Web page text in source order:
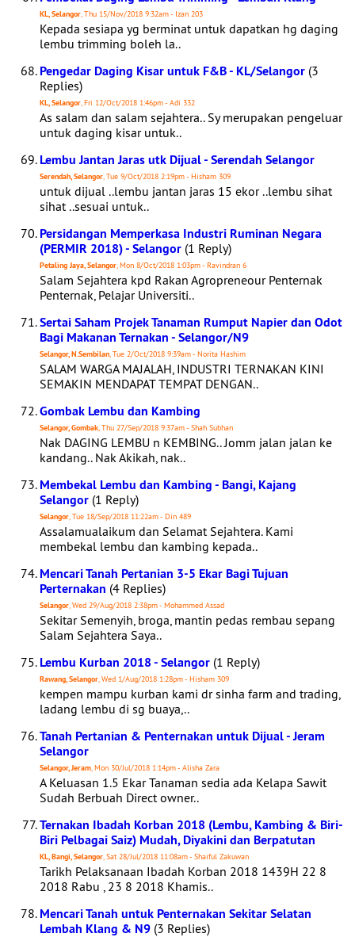
KL, Selangor, Thu 15/Nov/2018 9:32am - Izan 203
Kepada sesiapa yg berminat untuk dapatkan hg daging
lembu trimming boleh la..
Pengedar Daging Kisar untuk F&B - KL/Selangor (3
Replies)
KL, Selangor, Fri 12/Oct/2018 1:46pm - Adi 332
As salam dan salam sejahtera.. Sy merupakan pengeluar
untuk daging kisar untuk..
Lembu Jantan Jaras utk Dijual - Serendah Selangor
Serendah, Selangor, Tue 9/Oct/2018 2:19pm - Hisham 309
untuk dijual ..lembu jantan jaras 15 ekor ..lembu sihat
sihat ..sesuai untuk..
Persidangan Memperkasa Industri Ruminan Negara
(PERMIR 2018) - Selangor (1 Reply)
Petaling Jaya, Selangor, Mon 8/Oct/2018 1:03pm - Ravindran 6
Salam Sejahtera kpd Rakan Agropreneour Penternak
Penternak, Pelajar Universiti..
Sertai Saham Projek Tanaman Rumput Napier dan Odot
Bagi Makanan Ternakan - Selangor/N9
Selangor, N.Sembilan, Tue 2/Oct/2018 9:39am - Norita Hashim
SALAM WARGA MAJALAH, INDUSTRI TERNAKAN KINI
SEMAKIN MENDAPAT TEMPAT DENGAN..
Gombak Lembu dan Kambing
Selangor, Gombak, Thu 27/Sep/2018 9:37am - Shah Subhan
Nak DAGING LEMBU n KEMBING.. Jomm jalan jalan ke
kandang.. Nak Akikah, nak..
Membekal Lembu dan Kambing - Bangi, Kajang
Selangor (1 Reply)
Selangor, Tue 18/Sep/2018 11:22am - Din 489
Assalamualaikum dan Selamat Sejahtera. Kami
membekal lembu dan kambing kepada..
Mencari Tanah Pertanian 3-5 Ekar Bagi Tujuan
Perternakan (4 Replies)
Selangor, Wed 29/Aug/2018 2:38pm - Mohammed Assad
Sekitar Semenyih, broga, mantin pedas rembau sepang
Salam Sejahtera Saya..
Lembu Kurban 2018 - Selangor (1 Reply)
Rawang, Selangor, Wed 1/Aug/2018 1:28pm - Hisham 309
kempen mampu kurban kami dr sinha farm and trading,
ladang lembu di sg buaya,..
Tanah Pertanian & Penternakan untuk Dijual - Jeram
Selangor
Selangor, Jeram, Mon 30/Jul/2018 1:14pm - Alisha Zara
A Keluasan 1.5 Ekar Tanaman sedia ada Kelapa Sawit
Sudah Berbuah Direct owner..
Ternakan Ibadah Korban 2018 (Lembu, Kambing & Biri-
Biri Pelbagai Saiz) Mudah, Diyakini dan Berpatutan
KL, Bangi, Selangor, Sat 28/Jul/2018 11:08am - Shaiful Zakuwan
Tarikh Pelaksanaan Ibadah Korban 2018 1439H 22 8
2018 Rabu , 23 8 2018 Khamis..
Mencari Tanah untuk Penternakan Sekitar Selatan
Lembah Klang & N9 (3 Replies)